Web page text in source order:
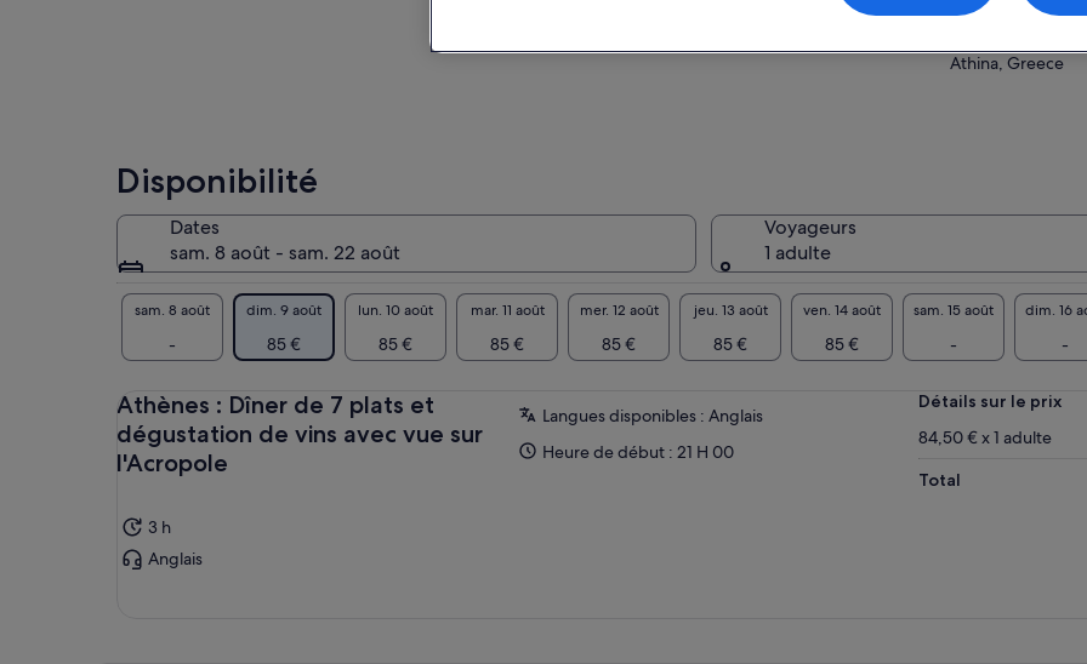
Street. Please
Athina, Greece
Disponibilité
Dates
sam. 8 août - sam. 22 août
Voyageurs
1 adulte
sam. 8 août
-
dim. 9 août
85 €
lun. 10 août
85 €
mar. 11 août
85 €
mer. 12 août
85 €
jeu. 13 août
85 €
ven. 14 août
85 €
sam. 15 août
-
dim. 16
-
Athènes : Dîner de 7 plats et
dégustation de vins avec vue sur
l'Acropole
3 h
Anglais
Langues disponibles : Anglais
Heure de début : 21 H 00
Détails sur le prix
84,50 € x 1 adulte
Total